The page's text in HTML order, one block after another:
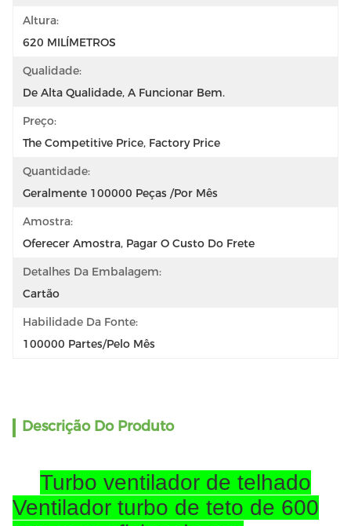
Altura:
620 MILÍMETROS
Qualidade:
De Alta Qualidade, A Funcionar Bem.
Preço:
The Competitive Price, Factory Price
Quantidade:
Geralmente 100000 Peças /por Mês
Amostra:
Oferecer Amostra, Pagar O Custo Do Frete
Detalhes Da Embalagem:
Cartão
Habilidade Da Fonte:
100000 Partes/pelo Mês
Descrição Do Produto
Turbo ventilador de telhado
Ventilador turbo de teto de 600